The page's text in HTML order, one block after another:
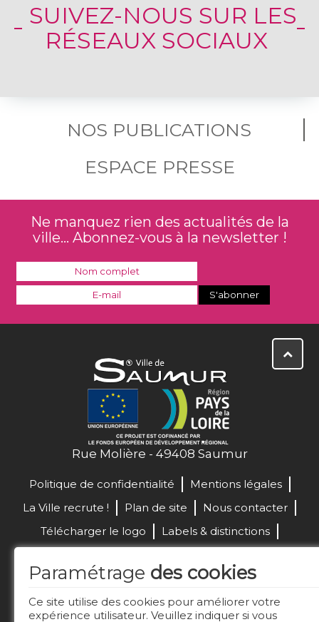
Paramétrage des cookies
Ce site utilise des cookies pour améliorer votre
expérience utilisateur. Veuillez indiquer si vous
SUIVEZ-NOUS SUR LES
RÉSEAUX SOCIAUX
NOS PUBLICATIONS
ESPACE PRESSE
Ne manquez rien des actualités de la
ville... Abonnez-vous à la newsletter !
Rue Molière - 49408 Saumur
Politique de confidentialité
Mentions légales
La Ville recrute !
Plan de site
Nous contacter
Télécharger le logo
Labels & distinctions
Réalisation de site :